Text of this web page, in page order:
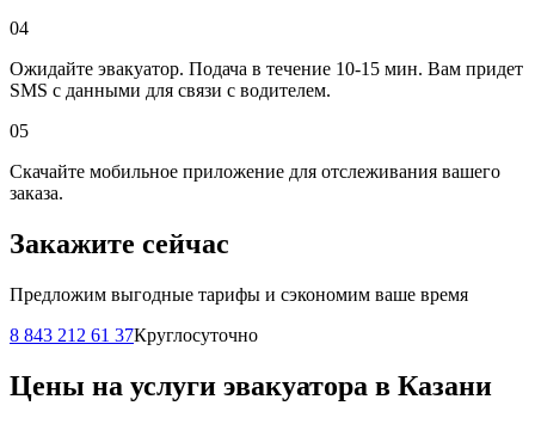
04
Ожидайте эвакуатор. Подача в течение 10-15 мин. Вам придет
SMS с данными для связи с водителем.
05
Скачайте мобильное приложение для отслеживания вашего
заказа.
Закажите сейчас
Предложим выгодные тарифы и сэкономим ваше время
8 843 212 61 37Круглосуточно
Цены на услуги эвакуатора в Казани